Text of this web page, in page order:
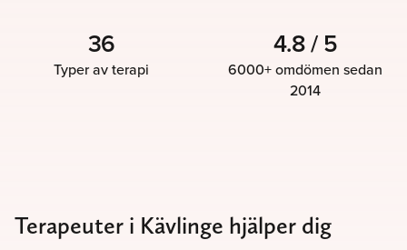
36
Typer av terapi
4.8 / 5
6000+ omdömen sedan
2014
Terapeuter i Kävlinge hjälper dig